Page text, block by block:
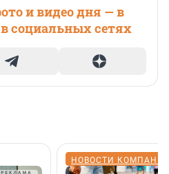
и видео дня — в
социальных сетях
НОВОСТИ